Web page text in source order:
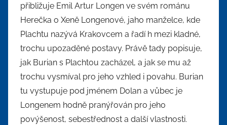
přibližuje Emil Artur Longen ve svém románu
Herečka o Xeně Longenové, jaho manželce, kde
Plachtu nazývá Krakovcem a řadí h mezi kladné,
trochu upozaděné postavy. Právě tady popisuje,
jak Burian s Plachtou zacházel, a jak se mu až
trochu vysmíval pro jeho vzhled i povahu. Burian
tu vystupuje pod jménem Dolan a vůbec je
Longenem hodně pranýřován pro jeho
povýšenost, sebestřednost a další vlastnosti.